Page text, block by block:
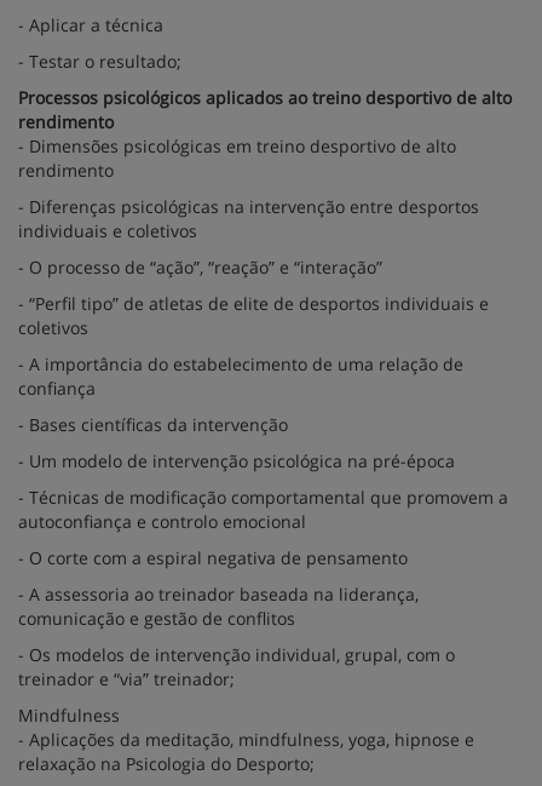
- Aplicar a técnica
- Testar o resultado;
Processos psicológicos aplicados ao treino desportivo de alto
rendimento
- Dimensões psicológicas em treino desportivo de alto
rendimento
- Diferenças psicológicas na intervenção entre desportos
individuais e coletivos
- O processo de “ação”, “reação” e “interação”
- “Perfil tipo” de atletas de elite de desportos individuais e
coletivos
- A importância do estabelecimento de uma relação de
confiança
- Bases científicas da intervenção
- Um modelo de intervenção psicológica na pré-época
- Técnicas de modificação comportamental que promovem a
autoconfiança e controlo emocional
- O corte com a espiral negativa de pensamento
- A assessoria ao treinador baseada na liderança,
comunicação e gestão de conflitos
- Os modelos de intervenção individual, grupal, com o
treinador e “via” treinador;
Mindfulness
- Aplicações da meditação, mindfulness, yoga, hipnose e
relaxação na Psicologia do Desporto;